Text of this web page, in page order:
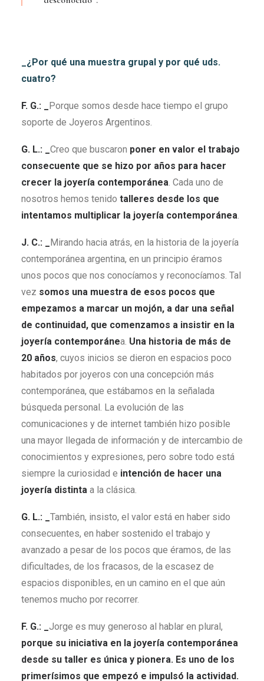
_¿Por qué una muestra grupal y por qué uds.
cuatro?
F. G.: _ Porque somos desde hace tiempo el grupo
soporte de Joyeros Argentinos.
G. L.: _ Creo que buscaron poner en valor el trabajo
consecuente que se hizo por años para hacer
crecer la joyería contemporánea. Cada uno de
nosotros hemos tenido talleres desde los que
intentamos multiplicar la joyería contemporánea.
J. C.: _ Mirando hacia atrás, en la historia de la joyería
contemporánea argentina, en un principio éramos
unos pocos que nos conocíamos y reconocíamos. Tal
vez somos una muestra de esos pocos que
empezamos a marcar un mojón, a dar una señal
de continuidad, que comenzamos a insistir en la
joyería contemporánea. Una historia de más de
20 años, cuyos inicios se dieron en espacios poco
habitados por joyeros con una concepción más
contemporánea, que estábamos en la señalada
búsqueda personal. La evolución de las
comunicaciones y de internet también hizo posible
una mayor llegada de información y de intercambio de
conocimientos y expresiones, pero sobre todo está
siempre la curiosidad e intención de hacer una
joyería distinta a la clásica.
G. L.: _ También, insisto, el valor está en haber sido
consecuentes, en haber sostenido el trabajo y
avanzado a pesar de los pocos que éramos, de las
dificultades, de los fracasos, de la escasez de
espacios disponibles, en un camino en el que aún
tenemos mucho por recorrer.
F. G.: _ Jorge es muy generoso al hablar en plural,
porque su iniciativa en la joyería contemporánea
desde su taller es única y pionera. Es uno de los
primerísimos que empezó e impulsó la actividad.